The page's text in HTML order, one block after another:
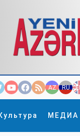
AZ RU
МЕДИА